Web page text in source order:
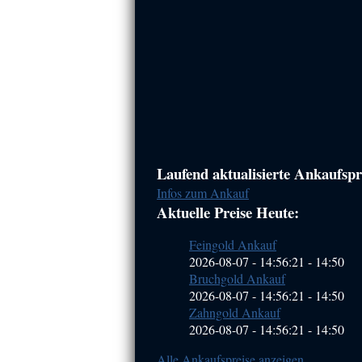
Haupt-
Sidebar
(Primary)
Laufend aktualisierte
Infos zum Ankauf
Aktuelle Preise Heute:
Feingold Ankauf
2026-08-07 - 14:56:21 - 14:50
Bruchgold Ankauf
2026-08-07 - 14:56:21 - 14:50
Zahngold Ankauf
2026-08-07 - 14:56:21 - 14:50